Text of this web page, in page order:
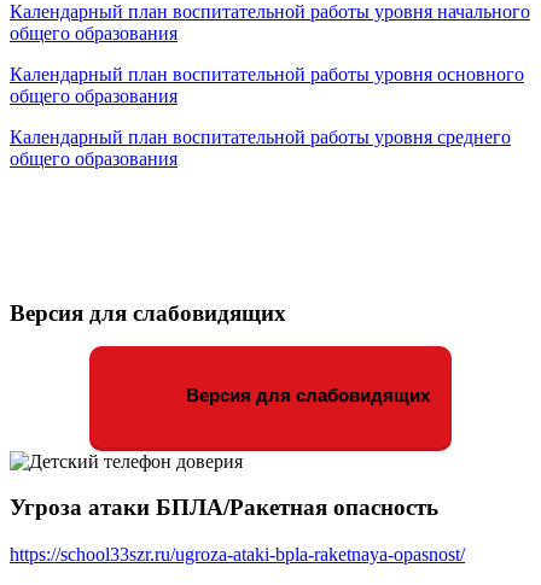
Календарный план воспитательной работы уровня начального
общего образования
Календарный план воспитательной работы уровня основного
общего образования
Календарный план воспитательной работы уровня среднего
общего образования
Версия для слабовидящих
Версия для слабовидящих
Угроза атаки БПЛА/Ракетная опасность
https://school33szr.ru/ugroza-ataki-bpla-raketnaya-opasnost/